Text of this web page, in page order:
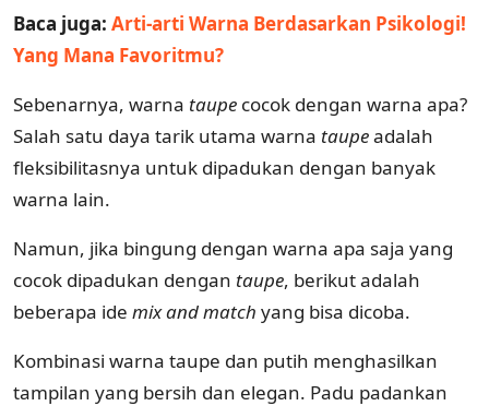
Baca juga: Arti-arti Warna Berdasarkan Psikologi!
Yang Mana Favoritmu?
Sebenarnya, warna taupe cocok dengan warna apa?
Salah satu daya tarik utama warna taupeadalah
fleksibilitasnya untuk dipadukan dengan banyak
warna lain.
Namun, jika bingung dengan warna apa saja yang
cocok dipadukan dengan taupe, berikut adalah
beberapa ide mix and match yang bisa dicoba.
Kombinasi warna taupe dan putih menghasilkan
tampilan yang bersih dan elegan. Padu padankan